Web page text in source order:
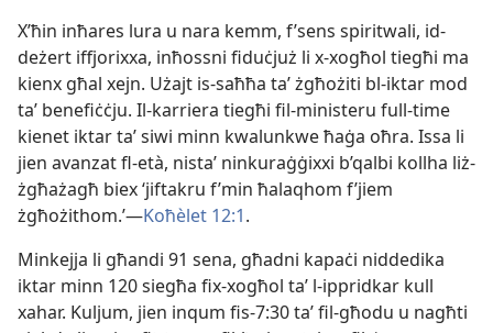
X’ħin inħares lura u nara kemm, f’sens spiritwali, id-​
deżert iffjorixxa, inħossni fiduċjuż li x-​xogħol tiegħi ma
kienx għal xejn. Użajt is-​saħħa taʼ żgħożiti bl-​iktar mod
taʼ benefiċċju. Il-​karriera tiegħi fil-​ministeru full-time
kienet iktar taʼ siwi minn kwalunkwe ħaġa oħra. Issa li
jien avanzat fl-​età, nistaʼ ninkuraġġixxi b’qalbi kollha liż-​
żgħażagħ biex ‘jiftakru f’min ħalaqhom f’jiem
żgħożithom.’—Koħèlet 12:1.
Minkejja li għandi 91 sena, għadni kapaċi niddedika
iktar minn 120 siegħa fix-​xogħol taʼ l-​ippridkar kull
xahar. Kuljum, jien inqum fis-​7:30 taʼ fil-​għodu u nagħti